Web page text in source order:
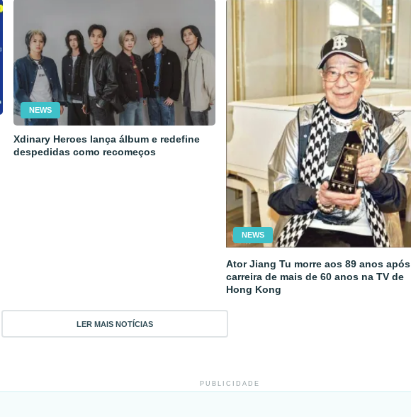
NEWS
Xdinary Heroes lança álbum e redefine
despedidas como recomeços
NEWS
Ator Jiang Tu morre aos 89 anos após
carreira de mais de 60 anos na TV de
Hong Kong
LER MAIS NOTÍCIAS
PUBLICIDADE